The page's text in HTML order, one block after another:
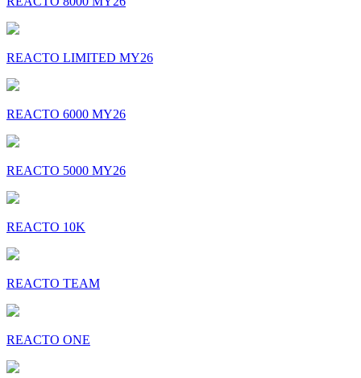
REACTO LIMITED MY26
REACTO 6000 MY26
REACTO 5000 MY26
REACTO 10K
REACTO TEAM
REACTO ONE